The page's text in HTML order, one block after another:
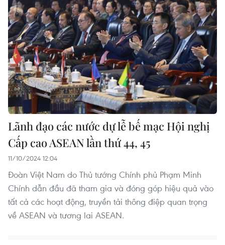
Lãnh đạo các nước dự lễ bế mạc Hội nghị
Cấp cao ASEAN lần thứ 44, 45
11/10/2024 12:04
Đoàn Việt Nam do Thủ tướng Chính phủ Phạm Minh
Chính dẫn đầu đã tham gia và đóng góp hiệu quả vào
tất cả các hoạt động, truyền tải thông điệp quan trọng
về ASEAN và tương lai ASEAN.